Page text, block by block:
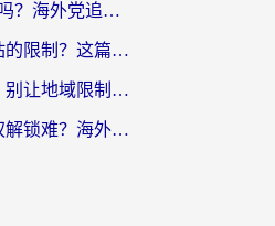
国外能看b站直播吗？海外党追剧看片的终极解决方案来了
海外访问国内网站的限制？这篇攻略帮你无缝解锁12306、12123和国内影音
海外怎么看动漫？别让地域限制挡住你的追番快乐
腾讯视频海外版权解锁难？海外党亲测：选对回国加速器，追剧观影零障碍